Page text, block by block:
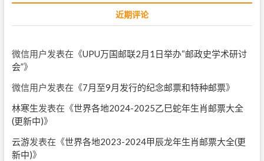
近期评论
微信用户发表在《UPU万国邮联2月1日举办“邮政史学术研讨
会”》
微信用户发表在《7月至9月发行的纪念邮票和特种邮票》
林寒生发表在《世界各地2024-2025乙巳蛇年生肖邮票大全
(更新中)》
云游发表在《世界各地2023-2024甲辰龙年生肖邮票大全(更
新中)》